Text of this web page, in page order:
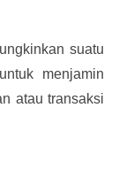
suatu
menjamin
atau transaksi